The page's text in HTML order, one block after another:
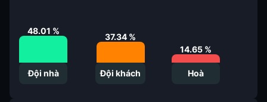
48.01 %
Đội nhà
37.34 %
Đội khách
14.65 %
Hoà